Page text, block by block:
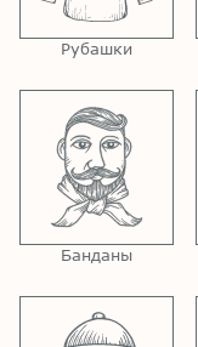
Рубашки
Банданы